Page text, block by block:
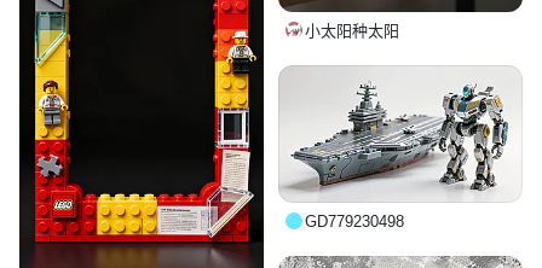
小太阳种太阳
GD779230498